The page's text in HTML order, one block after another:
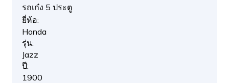
รถเก๋ง 5 ประตู
ยี่ห้อ:
Honda
รุ่น:
Jazz
ปี:
1900